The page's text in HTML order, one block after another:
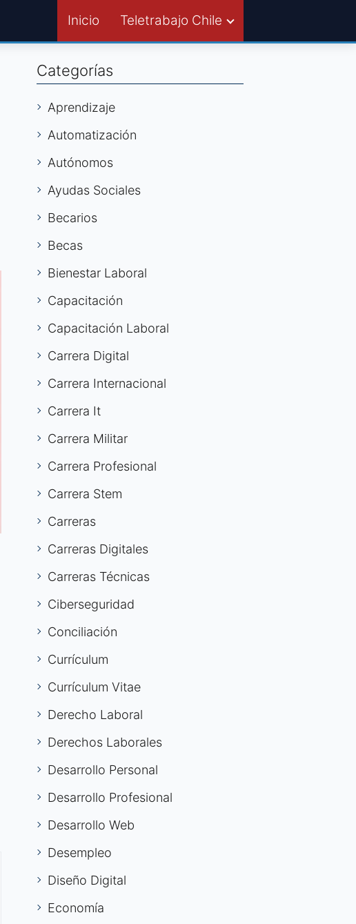
Inicio Teletrabajo Chile
Categorías
Aprendizaje
Automatización
Autónomos
Ayudas Sociales
Becarios
Becas
Bienestar Laboral
Capacitación
Capacitación Laboral
Carrera Digital
Carrera Internacional
Carrera It
Carrera Militar
Carrera Profesional
Carrera Stem
Carreras
Carreras Digitales
Carreras Técnicas
Ciberseguridad
Conciliación
Currículum
Currículum Vitae
Derecho Laboral
Derechos Laborales
Desarrollo Personal
Desarrollo Profesional
Desarrollo Web
Desempleo
Diseño Digital
Economía